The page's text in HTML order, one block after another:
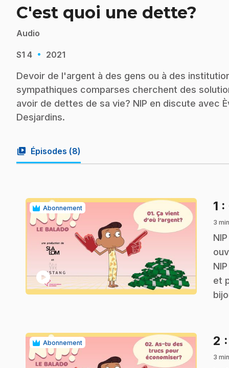
C'est quoi une dette?
Audio
S1 4 · 2021
Devoir de l'argent à des gens ou à des
sympathiques comparses cherchent des
avoir de dettes de sa vie? NIP en discute avec
Desjardins.
video_library Épisodes (8)
Abonnement
play_circle
1 :
3 min
.
et
Abonnement 2
3 min